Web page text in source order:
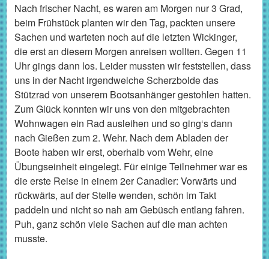
Nach frischer Nacht, es waren am Morgen nur 3 Grad,
beim Frühstück planten wir den Tag, packten unsere
Sachen und warteten noch auf die letzten Wickinger,
die erst an diesem Morgen anreisen wollten. Gegen 11
Uhr gings dann los. Leider mussten wir feststellen, dass
uns in der Nacht irgendwelche Scherzbolde das
Stützrad von unserem Bootsanhänger gestohlen hatten.
Zum Glück konnten wir uns von den mitgebrachten
Wohnwagen ein Rad ausleihen und so ging‘s dann
nach Gießen zum 2. Wehr. Nach dem Abladen der
Boote haben wir erst, oberhalb vom Wehr, eine
Übungseinheit eingelegt. Für einige Teilnehmer war es
die erste Reise in einem 2er Canadier: Vorwärts und
rückwärts, auf der Stelle wenden, schön im Takt
paddeln und nicht so nah am Gebüsch entlang fahren.
Puh, ganz schön viele Sachen auf die man achten
musste.